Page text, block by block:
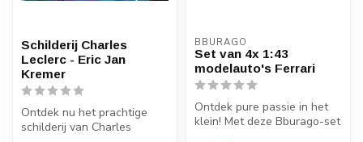
Schilderij Charles
Leclerc - Eric Jan
Kremer
Ontdek nu het prachtige
schilderij van Charles
BBURAGO
Set van 4x 1:43
modelauto's Ferrari
Ontdek pure passie in het
klein! Met deze Bburago-set